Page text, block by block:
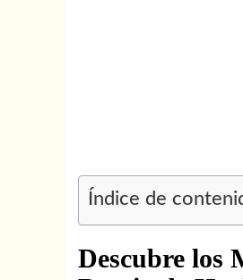
Índice de
Descubre los